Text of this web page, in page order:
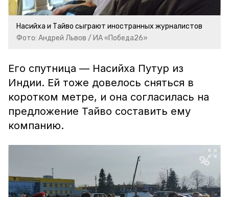
Насийха и Тайво сыграют иностранных журналистов
Фото: Андрей Львов / ИА «Победа26»
Его спутница — Насийха Путур из
Индии. Ей тоже довелось сняться в
коротком метре, и она согласилась на
предложение Тайво составить ему
компанию.